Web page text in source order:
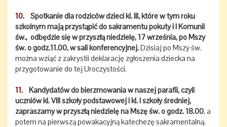
10. Spotkanie dla rodziców dzieci kl. III, które w tym roku
szkolnym mają przystąpić do sakramentu pokuty i I Komunii
św., odbędzie się w przyszłą niedzielę, 17 września, po Mszy
św. o godz.11.00, w sali konferencyjnej.Dzisiaj po Mszy św.
można wziąć z zakrystii deklarację zgłoszenia dziecka na
przygotowanie do tej Uroczystości.
11.
Kandydatów do bierzmowania w naszej parafii, czyli
uczniów kl. VIII szkoły podstawowej i kl. I szkoły średniej,
zapraszamy w przyszłą niedzielę na Mszę św. o godz. 18.00, a
potem na pierwszą powakacyjną katechezę sakramentalną.